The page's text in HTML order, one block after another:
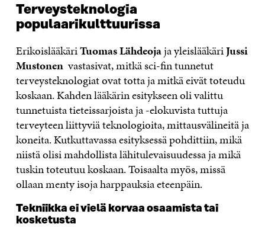
Terveysteknologia
populaarikulttuurissa
ErikoislääkäriTuomas Lähdeojaja yleislääkäriJussi
Mustonenvastasivat, mitkä sci-fin tunnetut
terveysteknologiat ovat totta ja mitkä eivät toteudu
koskaan. Kahden lääkärin esitykseen oli valittu
tunnetuista tieteissarjoista ja -elokuvista tuttuja
terveyteen liittyviä teknologioita, mittausvälineitä ja
koneita. Kutkuttavassa esityksessä pohdittiin, mikä
niistä olisi mahdollista lähitulevaisuudessa ja mikä
tuskin toteutuu koskaan. Toisaalta myös, missä
ollaan menty isoja harppauksia eteenpäin.
Tekniikka ei vielä korvaa osaamista tai
kosketusta